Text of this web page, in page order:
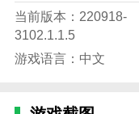
软件集锦
1.用户需要注册
当前版本：220918-
3102.1.1.5
游戏语言：中文